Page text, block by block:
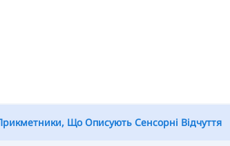
Що Описують Сенсорні Відчуття